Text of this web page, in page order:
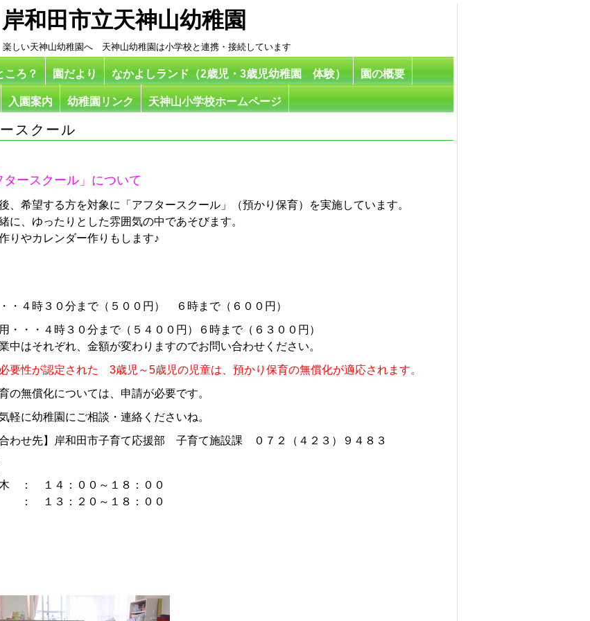
岸和田市立天神山幼稚園
しい天神山幼稚園へ 天神山幼稚園は小学校と連携・接続しています
ころ？ 園だより なかよしランド（2歳児・3歳児幼稚園 体験） 園の概要
入園案内 幼稚園リンク 天神山小学校ホームページ
スクール
ースクール」について
、希望する方を対象に「アフタースクール」（預かり保育）を実施しています。
に、ゆったりとした雰囲気の中であそびます。
りやカレンダー作りもします♪
・４時３０分まで（５００円） ６時まで（６００円）
・・・４時３０分まで（５４００円）６時まで（６３００円）
中はそれぞれ、金額が変わりますのでお問い合わせください。
要性が認定された 3歳児～5歳児の児童は、預かり保育の無償化が適応されます。
の無償化については、申請が必要です。
軽に幼稚園にご相談・連絡くださいね。
合わせ先】岸和田市子育て応援部 子育て施設課 ０７２（４２３）９４８３
木 ： １４：００～１８：００
１３：２０～１８：００